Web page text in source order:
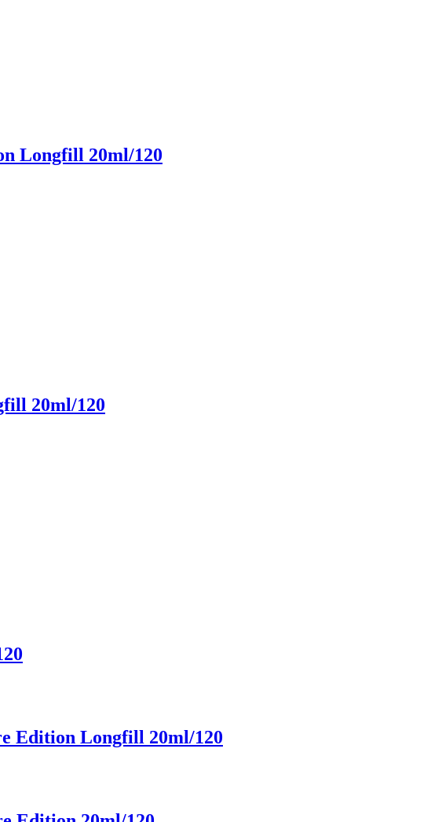
Longfill 20ml/120
20ml/120
Edition Longfill 20ml/120